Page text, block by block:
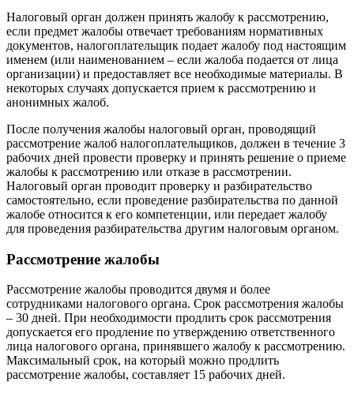
Налоговый орган должен принять жалобу к рассмотрению,
если предмет жалобы отвечает требованиям нормативных
документов, налогоплательщик подает жалобу под настоящим
именем (или наименованием – если жалоба подается от лица
организации) и предоставляет все необходимые материалы. В
некоторых случаях допускается прием к рассмотрению и
анонимных жалоб.
После получения жалобы налоговый орган, проводящий
рассмотрение жалоб налогоплательщиков, должен в течение 3
рабочих дней провести проверку и принять решение о приеме
жалобы к рассмотрению или отказе в рассмотрении.
Налоговый орган проводит проверку и разбирательство
самостоятельно, если проведение разбирательства по данной
жалобе относится к его компетенции, или передает жалобу
для проведения разбирательства другим налоговым органом.
Рассмотрение жалобы
Рассмотрение жалобы проводится двумя и более
сотрудниками налогового органа. Срок рассмотрения жалобы
– 30 дней. При необходимости продлить срок рассмотрения
допускается его продление по утверждению ответственного
лица налогового органа, принявшего жалобу к рассмотрению.
Максимальный срок, на который можно продлить
рассмотрение жалобы, составляет 15 рабочих дней.